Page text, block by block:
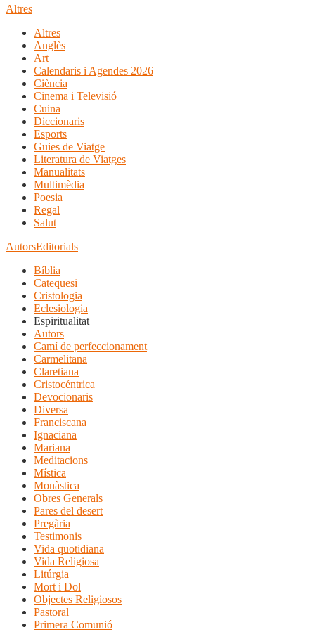
Altres
Altres
Anglès
Art
Calendaris i Agendes 2026
Ciència
Cinema i Televisió
Cuina
Diccionaris
Esports
Guies de Viatge
Literatura de Viatges
Manualitats
Multimèdia
Poesia
Regal
Salut
AutorsEditorials
Bíblia
Catequesi
Cristologia
Eclesiologia
Espiritualitat
Autors
Camí de perfeccionament
Carmelitana
Claretiana
Cristocéntrica
Devocionaris
Diversa
Franciscana
Ignaciana
Mariana
Meditacions
Mística
Monàstica
Obres Generals
Pares del desert
Pregària
Testimonis
Vida quotidiana
Vida Religiosa
Litúrgia
Mort i Dol
Objectes Religiosos
Pastoral
Primera Comunió